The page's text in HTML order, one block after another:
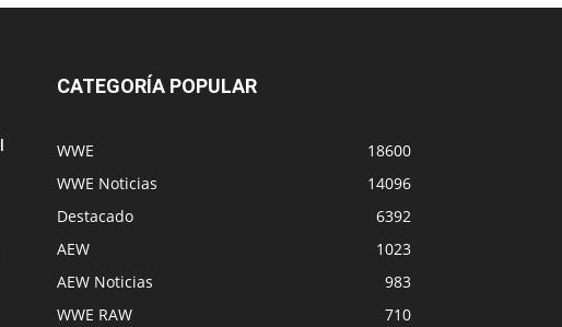
CATEGORÍA POPULAR
WWE
18600
WWE Noticias
14096
Destacado
6392
AEW
1023
AEW Noticias
983
WWE RAW
710